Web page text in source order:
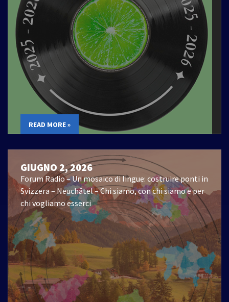
READ MORE »
GIUGNO 2, 2026
Forum Radio – Un mosaico di lingue: costruire ponti in
Svizzera – Neuchâtel – Chi siamo, con chi siamo e per
chi vogliamo esserci